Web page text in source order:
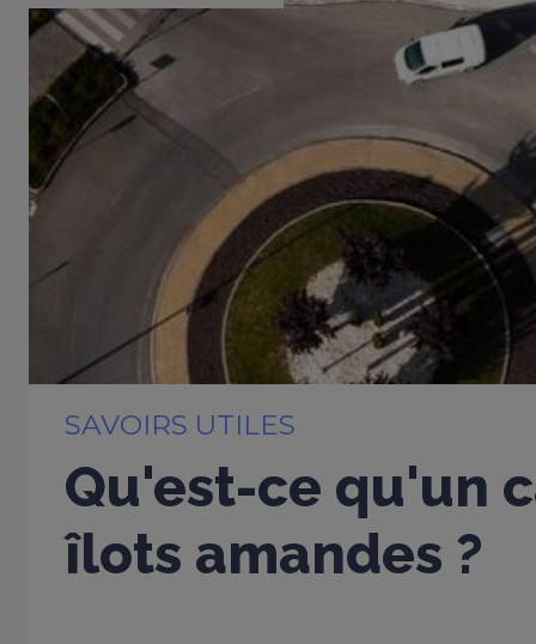
SAVOIRS UTILES
Qu'est-ce qu'un
îlots amandes ?